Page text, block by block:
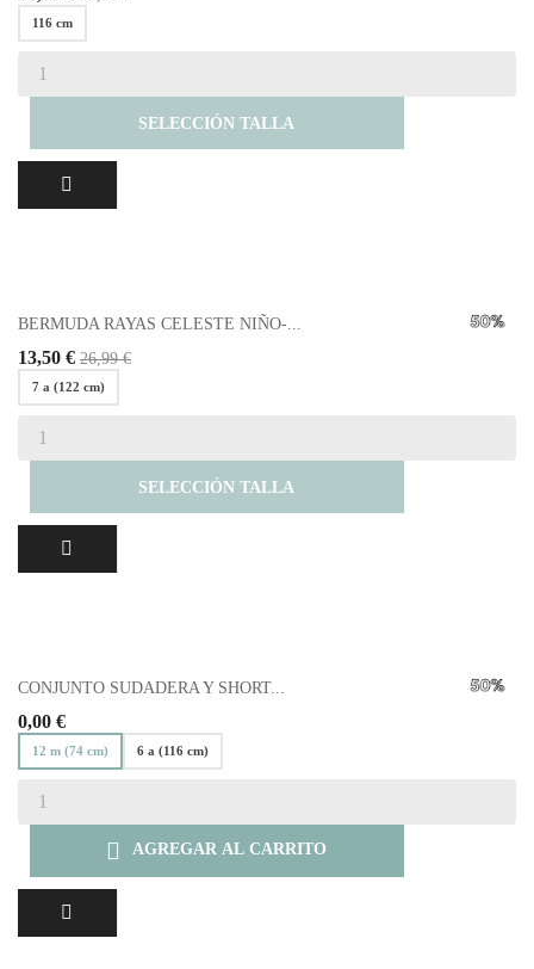
116 cm
SELECCIÓN TALLA
BERMUDA RAYAS CELESTE NIÑO-...
13,50 € 26,99 €
7 a (122 cm)
SELECCIÓN TALLA
CONJUNTO SUDADERA Y SHORT...
0,00 €
12 m (74 cm) 6 a (116 cm)
 AGREGAR AL CARRITO